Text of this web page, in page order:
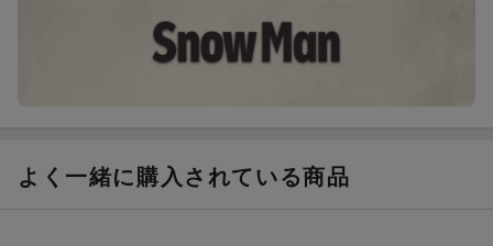
条件達成で楽天限定・宝塚歌劇 宙組貸切公演ペアチケット
よく一緒に購入されている商品